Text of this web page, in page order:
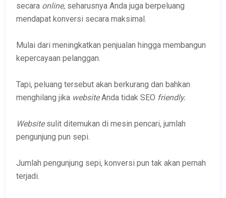
secara online, seharusnya Anda juga berpeluang
mendapat konversi secara maksimal.
Mulai dari meningkatkan penjualan hingga membangun
kepercayaan pelanggan.
Tapi, peluang tersebut akan berkurang dan bahkan
menghilang jika websiteAnda tidak SEO friendly.
Websitesulit ditemukan di mesin pencari, jumlah
pengunjung pun sepi.
Jumlah pengunjung sepi, konversi pun tak akan pernah
terjadi.